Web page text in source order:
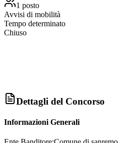
1 posto
Avvisi di mobilità
Tempo determinato
Chiuso
Dettagli del Concorso
Informazioni Generali